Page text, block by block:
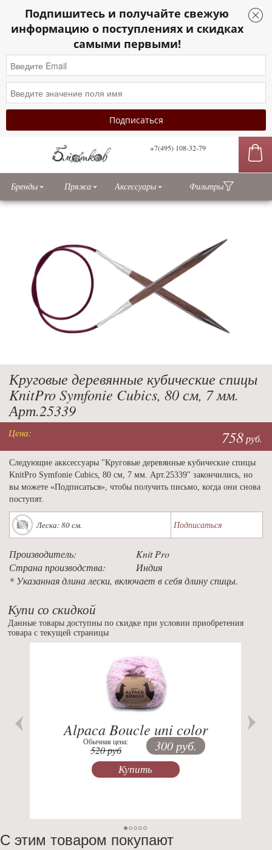
Подпишитесь и получайте свежую
информацию о поступлениях и скидках
самыми первыми!
+7(495) 108-32-79
Бренды Пряжа Аксессуары Фильтры
Круговые деревянные кубические спицы
KnitPro Symfonie Cubics, 80 см, 7 мм.
Арт.25339
Цена: 758руб.
Следующие акксессуары "Круговые деревянные кубические спицы
KnitPro Symfonie Cubics, 80 см, 7 мм. Арт.25339" закончились, но
вы можете «Подписаться», чтобы получить письмо, когда они снова
поступят.
Леска: 80 см. Подписаться
Производитель:
Knit Pro
Страна производства:
Индия
* Указанная длина лески, включает в себя длину спицы.
Купи со скидкой
Данные товары доступны по скидке при условии приобретения
товара с текущей страницы
Alpaca Boucle uni color
Обычная цена:
520 руб 300 руб.
Купить
С этим товаром покупают